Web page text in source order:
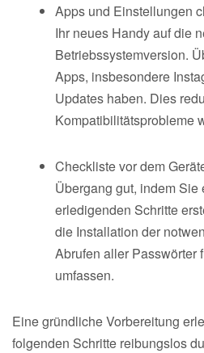
Apps und Einstellungen
Ihr neues Handy auf die
Betriebssystemversion.
Apps, insbesondere
Updates haben. Dies
Kompatibilitätsprobleme
Checkliste vor dem
Übergang gut, indem Sie
erledigenden Schritte
die Installation der
Abrufen aller Passwörter
umfassen.
Eine gründliche Vorbereitung
folgenden Schritte reibungslos